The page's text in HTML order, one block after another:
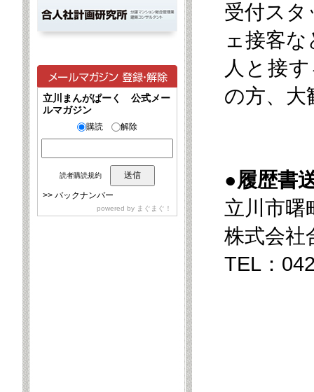
受付スタ
ェ接客
人と接
の方、大
●履歴書
立川市
株式会社
TEL：
立川まんがぱーく 公式メー
ルマガジン
購読 解除
読者購読規約
>> バックナンバー
powered by まぐまぐ！